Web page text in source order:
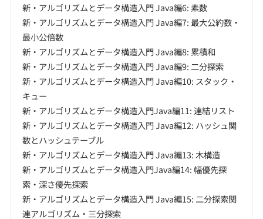
新・アルゴリズムとデータ構造入門 Java編6: 素数
新・アルゴリズムとデータ構造入門 Java編7: 最大公約数・
最小公倍数
新・アルゴリズムとデータ構造入門 Java編8: 累積和
新・アルゴリズムとデータ構造入門 Java編9: 二分探索
新・アルゴリズムとデータ構造入門 Java編10: スタック・
キュー
新・アルゴリズムとデータ構造入門Java編11: 連結リスト
新・アルゴリズムとデータ構造入門 Java編12: ハッシュ関
数とハッシュテーブル
新・アルゴリズムとデータ構造入門 Java編13: 木構造
新・アルゴリズムとデータ構造入門Java編14: 幅優先探
索・深さ優先探索
新・アルゴリズムとデータ構造入門 Java編15: 二分探索関
連アルゴリズム・三分探索